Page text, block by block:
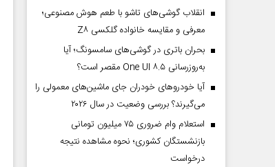
انقلاب گوشی‌های تاشو‌ با طعم هوش مصنوعی؛
معرفی و مقایسه خانواده گلکسی Z۸
بحران باتری در گوشی‌های سامسونگ؛ آیا
به‌روزرسانی One UI ۸.۵ مقصر است؟
آیا خودروهای خودران جای ماشین‌های معمولی را
می‌گیرند؟ بررسی وضعیت در سال ۲۰۲۶
استعلام وام ضروری ۷۵ میلیون تومانی
بازنشستگان کشوری؛ نحوه مشاهده نتیجه
درخواست